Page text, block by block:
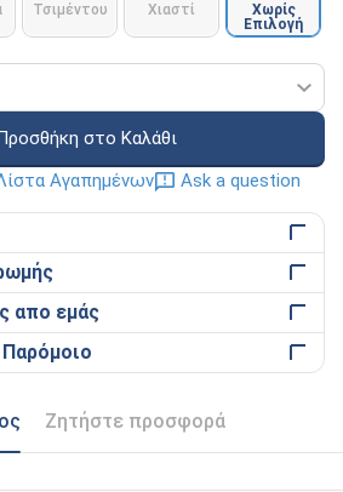
Τσιμέντου Χιαστί
Χωρίς
Επιλογή
στο Καλάθι
Αγαπημένων
Ask a question
απο εμάς
Ζητήστε προσφορά